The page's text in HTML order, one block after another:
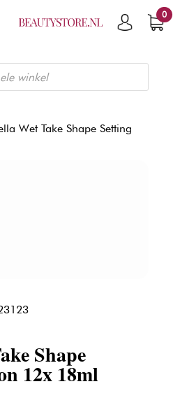
0
Wet Take Shape Setting
Shape
12x 18ml